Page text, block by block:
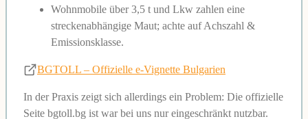
Wohnmobile über 3,5 t und Lkw zahlen eine
streckenabhängige Maut; achte auf Achszahl &
Emissionsklasse.
BGTOLL – Offizielle e-Vignette Bulgarien
In der Praxis zeigt sich allerdings ein Problem: Die offizielle
Seite bgtoll.bg ist war bei uns nur eingeschränkt nutzbar.